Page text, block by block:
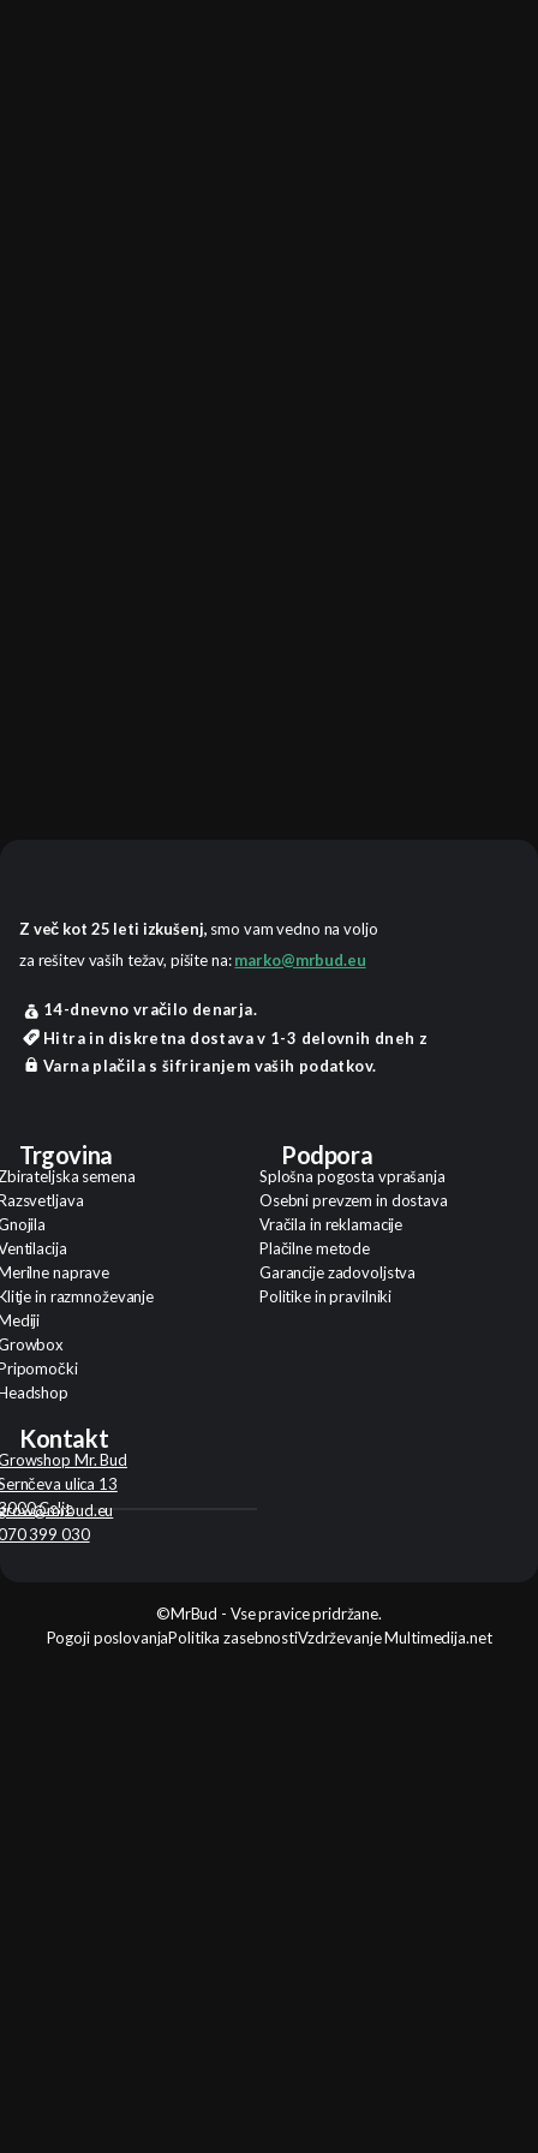
Z več kot 25 leti izkušenj, smo vam vedno na voljo
za rešitev vaših težav, pišite na: marko@mrbud.eu
14-dnevno vračilo denarja.
Hitra in diskretna dostava v 1-3 delovnih dneh z
Varna plačila s šifriranjem vaših podatkov.
Trgovina
semena
naprave
in razmnoževanje
Podpora
Splošna pogosta vprašanja
Osebni prevzem in dostava
Vračila in reklamacije
Plačilne metode
Garancije zadovoljstva
Politike in pravilniki
Kontakt
Mr. Bud
ulica 13
Celje
399 030
©MrBud - Vse pravice pridržane.
Pogoji poslovanjaPolitika zasebnostiVzdrževanje Multimedija.net